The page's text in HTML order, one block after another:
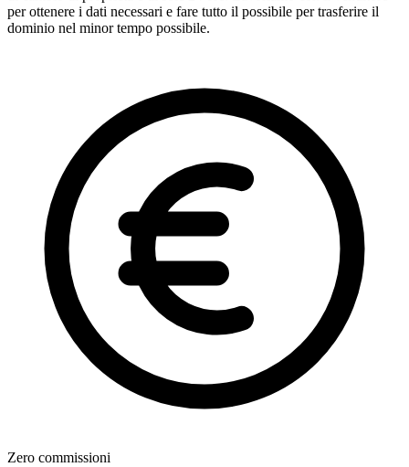
per ottenere i dati necessari e fare tutto il possibile per trasferire il
dominio nel minor tempo possibile.
Zero commissioni